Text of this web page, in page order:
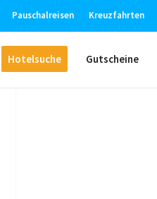
Pauschalreisen Kreuzfahrten
Hotelsuche Gutscheine